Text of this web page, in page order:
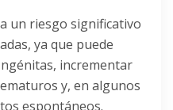
un riesgo significativo
ya que puede
incrementar
y, en algunos
espontáneos.